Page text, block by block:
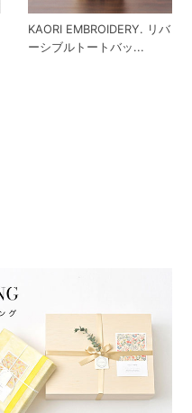
KAORI EMBROIDERY. リバ
ーシブルトートバッ...